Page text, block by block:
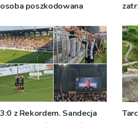
osoba poszkodowana
3:0 z Rekordem. Sandecja